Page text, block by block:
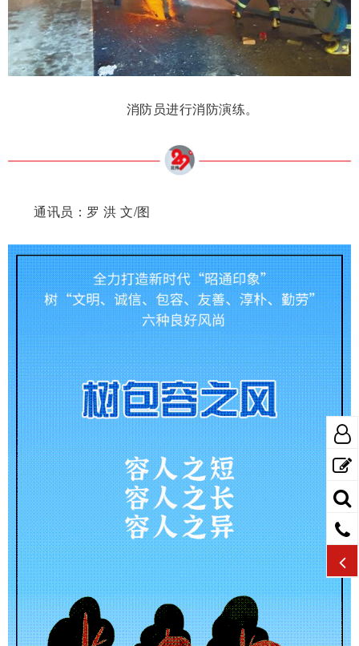
消防员进行消防演练。
通讯员：罗 洪 文/图